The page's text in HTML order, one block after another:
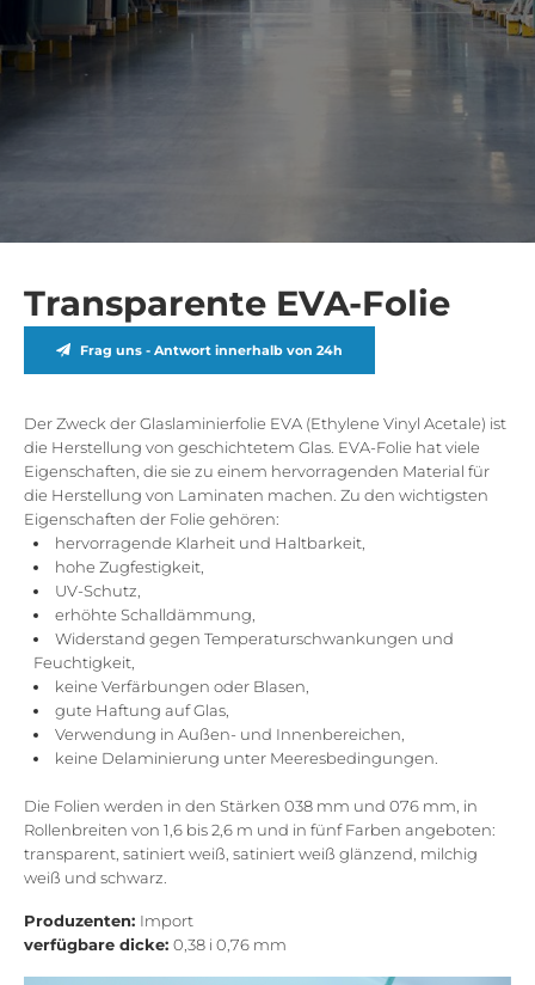
Transparente EVA-Folie
Frag uns - Antwort innerhalb von 24h
Der Zweck der Glaslaminierfolie EVA (Ethylene Vinyl Acetale) ist
die Herstellung von geschichtetem Glas. EVA-Folie hat viele
Eigenschaften, die sie zu einem hervorragenden Material für
die Herstellung von Laminaten machen. Zu den wichtigsten
Eigenschaften der Folie gehören:
hervorragende Klarheit und Haltbarkeit,
hohe Zugfestigkeit,
UV-Schutz,
erhöhte Schalldämmung,
Widerstand gegen Temperaturschwankungen und
Feuchtigkeit,
keine Verfärbungen oder Blasen,
gute Haftung auf Glas,
Verwendung in Außen- und Innenbereichen,
keine Delaminierung unter Meeresbedingungen.
Die Folien werden in den Stärken 038 mm und 076 mm, in
Rollenbreiten von 1,6 bis 2,6 m und in fünf Farben angeboten:
transparent, satiniert weiß, satiniert weiß glänzend, milchig
weiß und schwarz.
Produzenten: Import
verfügbare dicke: 0,38 i 0,76 mm